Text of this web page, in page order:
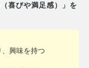
喜びや満足感）」を
興味を持つ